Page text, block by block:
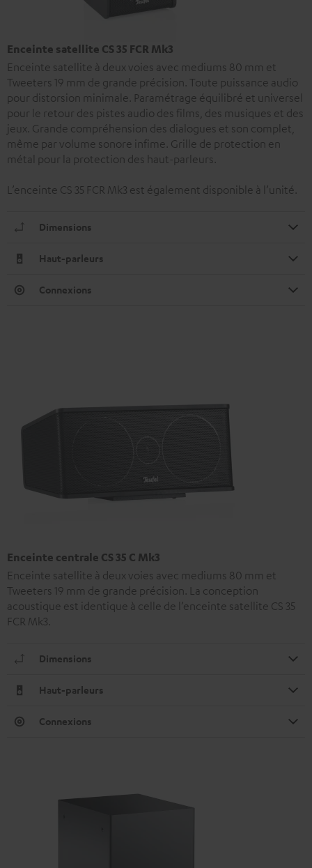
Enceinte satellite CS 35 FCR Mk3
Enceinte satellite à deux voies avec mediums 80 mm et
Tweeters 19 mm de grande précision. Toute puissance audio
pour distorsion minimale. Paramétrage équilibré et universel
pour le retour des pistes audio des films, des musiques et des
jeux. Grande compréhension des dialogues et son complet,
même par volume sonore infime. Grille de protection en
métal pour la protection des haut-parleurs.
L’enceinte CS 35 FCR Mk3 est également disponible à l’unité.
Dimensions
Haut-parleurs
Connexions
Enceinte centrale CS 35 C Mk3
Enceinte satellite à deux voies avec mediums 80 mm et
Tweeters 19 mm de grande précision. La conception
acoustique est identique à celle de l’enceinte satellite CS 35
FCR Mk3.
Dimensions
Haut-parleurs
Connexions